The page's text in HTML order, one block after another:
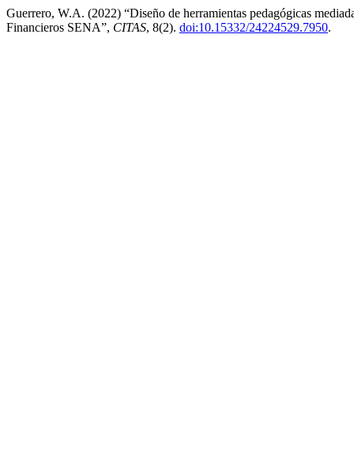
Guerrero, W.A. (2022) “Diseño de herramientas pedagógicas
Financieros SENA”, CITAS, 8(2). doi:10.15332/24224529.7950.